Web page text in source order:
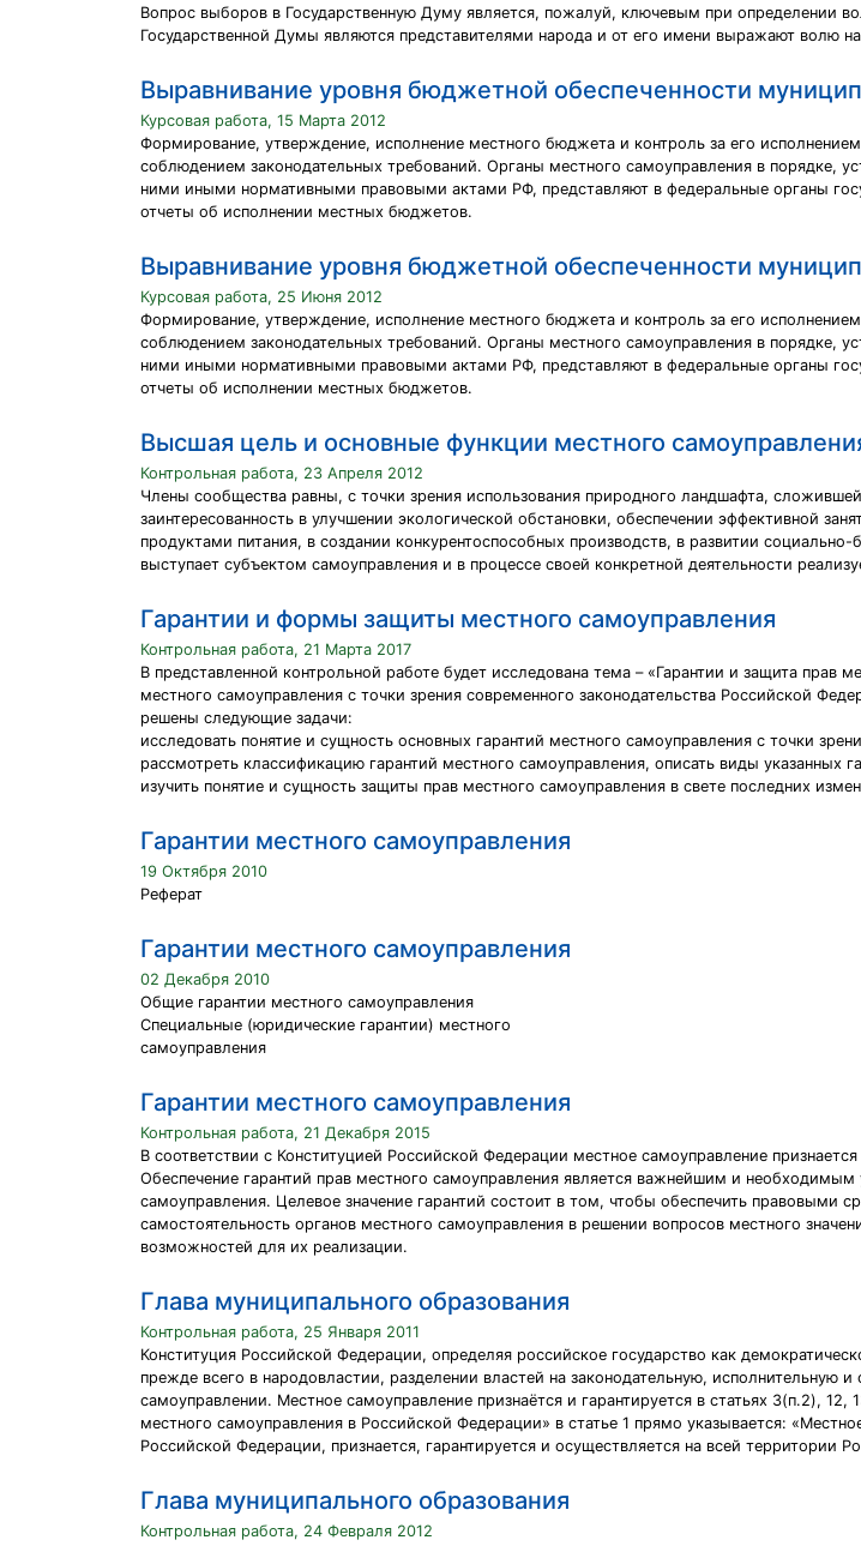
Вопрос выборов в Государственную Думу является, пожалуй, ключевым при определении
Государственной Думы являются представителями народа и от его имени выражают волю
Выравнивание уровня бюджетной обеспеченности
Курсовая работа, 15 Марта 2012
Формирование, утверждение, исполнение местного бюджета и контроль за его
соблюдением законодательных требований. Органы местного самоуправления в порядке,
ними иными нормативными правовыми актами РФ, представляют в федеральные органы
отчеты об исполнении местных бюджетов.
Выравнивание уровня бюджетной обеспеченности
Курсовая работа, 25 Июня 2012
Формирование, утверждение, исполнение местного бюджета и контроль за его
соблюдением законодательных требований. Органы местного самоуправления в порядке,
ними иными нормативными правовыми актами РФ, представляют в федеральные органы
отчеты об исполнении местных бюджетов.
Высшая цель и основные функции местного
Контрольная работа, 23 Апреля 2012
Члены сообщества равны, с точки зрения использования природного ландшафта,
заинтересованность в улучшении экологической обстановки, обеспечении эффективной
продуктами питания, в создании конкурентоспособных производств, в развитии
выступает субъектом самоуправления и в процессе своей конкретной деятельности
Гарантии и формы защиты местного самоуправления
Контрольная работа, 21 Марта 2017
В представленной контрольной работе будет исследована тема – «Гарантии и защита прав
местного самоуправления с точки зрения современного законодательства Российской
решены следующие задачи:
исследовать понятие и сущность основных гарантий местного самоуправления с точки
рассмотреть классификацию гарантий местного самоуправления, описать виды указанных
изучить понятие и сущность защиты прав местного самоуправления в свете последних
Гарантии местного самоуправления
19 Октября 2010
Реферат
Гарантии местного самоуправления
02 Декабря 2010
Общие гарантии местного самоуправления
Специальные (юридические гарантии) местного
самоуправления
Гарантии местного самоуправления
Контрольная работа, 21 Декабря 2015
В соответствии с Конституцией Российской Федерации местное самоуправление
Обеспечение гарантий прав местного самоуправления является важнейшим и
самоуправления. Целевое значение гарантий состоит в том, чтобы обеспечить
самостоятельность органов местного самоуправления в решении вопросов местного
возможностей для их реализации.
Глава муниципального образования
Контрольная работа, 25 Января 2011
Конституция Российской Федерации, определяя российское государство как
прежде всего в народовластии, разделении властей на законодательную,
самоуправлении. Местное самоуправление признаётся и гарантируется в статьях 3(п.2),
местного самоуправления в Российской Федерации» в статье 1 прямо указывается:
Российской Федерации, признается, гарантируется и осуществляется на всей территории
Глава муниципального образования
Контрольная работа, 24 Февраля 2012